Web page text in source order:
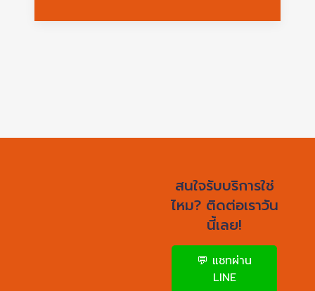
สนใจรับบริการใช่
ไหม? ติดต่อเราวัน
นี้เลย!
💬 แชทผ่าน
LINE